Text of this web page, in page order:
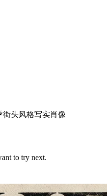
街头风格写实肖像
to try next.